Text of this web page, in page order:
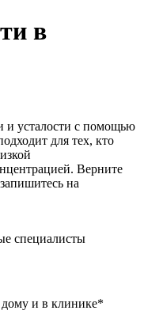
в
и усталости с помощью
для тех, кто
Верните
на
специалисты
и в клинике*